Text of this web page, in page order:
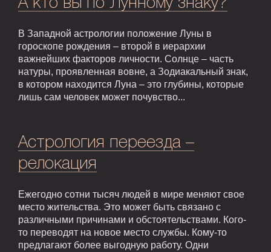
А кто вы по Лунному знаку?
В Западной астрологии положение Луны в
гороскопе рождения – второй в иерархии
важнейших факторов личности. Солнце – часть
натуры, проявленная вовне, а Зодиакальный знак,
в котором находится Луна – это глубины, которые
лишь сам человек может почувство...
Астрология переезда –
релокация
Ежегодно сотни тысяч людей в мире меняют свое
место жительства. Это может быть связано с
различными причинами и обстоятельствами. Кого-
то переводят на новое место службы. Кому-то
предлагают более выгодную работу. Одни